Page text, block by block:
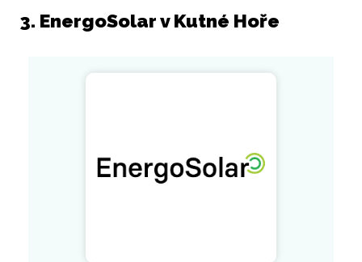
3. EnergoSolar v Kutné Hoře